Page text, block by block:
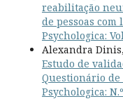
reabilitação
de pessoas
Psychologica:
Alexandra
Estudo de
Questionário de
Psychologica: